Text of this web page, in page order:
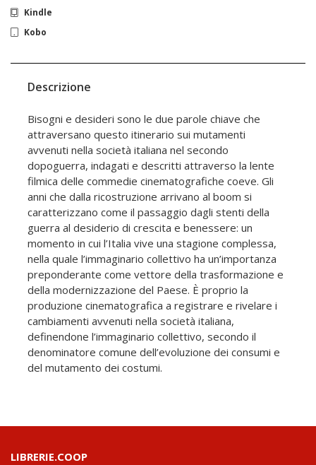
Kindle
Kobo
Descrizione
Bisogni e desideri sono le due parole chiave che
attraversano questo itinerario sui mutamenti
avvenuti nella società italiana nel secondo
dopoguerra, indagati e descritti attraverso la lente
filmica delle commedie cinematografiche coeve. Gli
anni che dalla ricostruzione arrivano al boom si
caratterizzano come il passaggio dagli stenti della
guerra al desiderio di crescita e benessere: un
momento in cui l’Italia vive una stagione complessa,
nella quale l’immaginario collettivo ha un’importanza
preponderante come vettore della trasformazione e
della modernizzazione del Paese. È proprio la
produzione cinematografica a registrare e rivelare i
cambiamenti avvenuti nella società italiana,
definendone l’immaginario collettivo, secondo il
denominatore comune dell’evoluzione dei consumi e
del mutamento dei costumi.
LIBRERIE.COOP